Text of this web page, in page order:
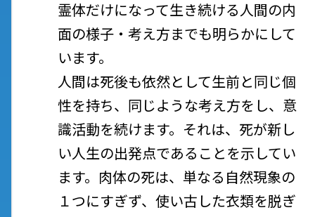
霊体だけになって生き続ける人間の内
面の様子・考え方までも明らかにして
います。
人間は死後も依然として生前と同じ個
性を持ち、同じような考え方をし、意
識活動を続けます。それは、死が新し
い人生の出発点であることを示してい
ます。肉体の死は、単なる自然現象の
１つにすぎず、使い古した衣類を脱ぎ